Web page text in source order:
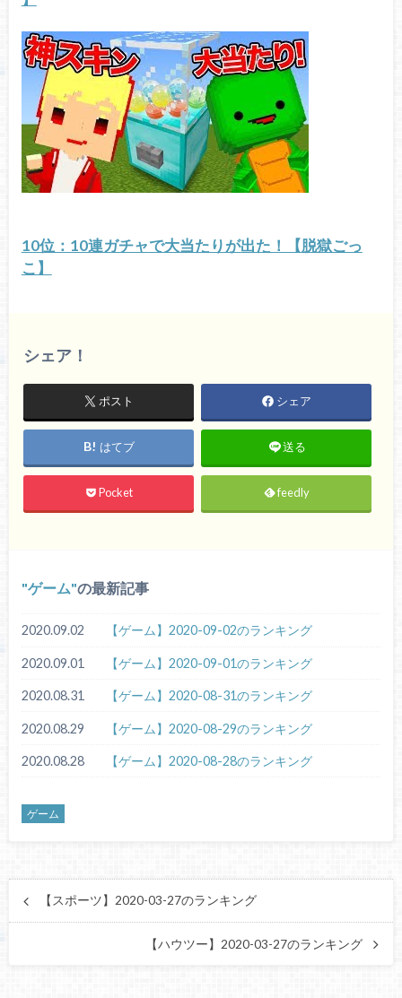
10位：10連ガチャで大当たりが出た！【脱獄ごっ
こ】
シェア！
ポスト シェア
はてブ 送る
Pocket feedly
ゲーム の最新記事
2020.09.02 【ゲーム】2020-09-02のランキング
2020.09.01 【ゲーム】2020-09-01のランキング
2020.08.31 【ゲーム】2020-08-31のランキング
2020.08.29 【ゲーム】2020-08-29のランキング
2020.08.28 【ゲーム】2020-08-28のランキング
ゲーム
【スポーツ】2020-03-27のランキング
【ハウツー】2020-03-27のランキング